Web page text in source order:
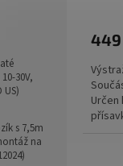
30V,
US)
s 7,5m
na
449